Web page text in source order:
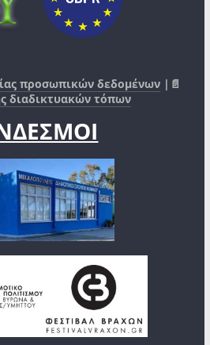
προσωπικών δεδομένων |📄
διαδικτυακών τόπων